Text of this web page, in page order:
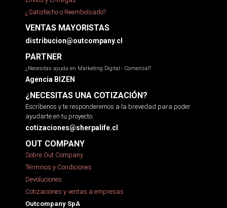
¿Satisfecho o Reembolsado?
VENTAS MAYORISTAS
distribucion@outcompany.cl
PARTNER
¿Necesitas ayuda en Marketing Digital - Comercial?
Agencia BIZEN
¿NECESITAS UNA COTIZACIÓN?
Escríbenos y te responderemos a la brevedad para poder
ayudarte en tu proyecto.
cotizaciones@sherpalife.cl
OUT COMPANY
Sobre Out Company
Términos y Condiciones
Devoluciones
Cotizaciones y ventas a empresas
Outcompany SpA